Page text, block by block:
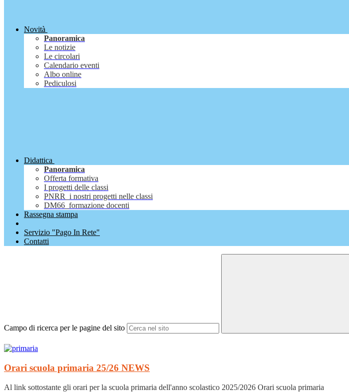
Novità
Panoramica
Le notizie
Le circolari
Calendario eventi
Albo online
Pediculosi
Didattica
Panoramica
Offerta formativa
I progetti delle classi
PNRR_i nostri progetti nelle classi
DM66_formazione docenti
Rassegna stampa
Servizio "Pago In Rete"
Contatti
Campo di ricerca per le pagine del sito
Orari scuola primaria 25/26 NEWS
Al link sottostante gli orari per la scuola primaria dell'anno scolastico 2025/2026 Orari scuola primaria